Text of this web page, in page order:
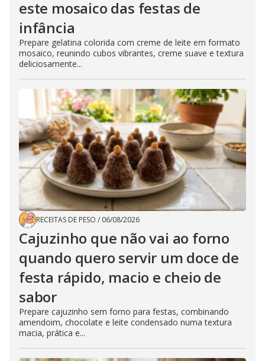
este mosaico das festas de
infância
Prepare gelatina colorida com creme de leite em formato
mosaico, reunindo cubos vibrantes, creme suave e textura
deliciosamente...
RECEITAS DE PESO / 06/08/2026
Cajuzinho que não vai ao forno
quando quero servir um doce de
festa rápido, macio e cheio de
sabor
Prepare cajuzinho sem forno para festas, combinando
amendoim, chocolate e leite condensado numa textura
macia, prática e...